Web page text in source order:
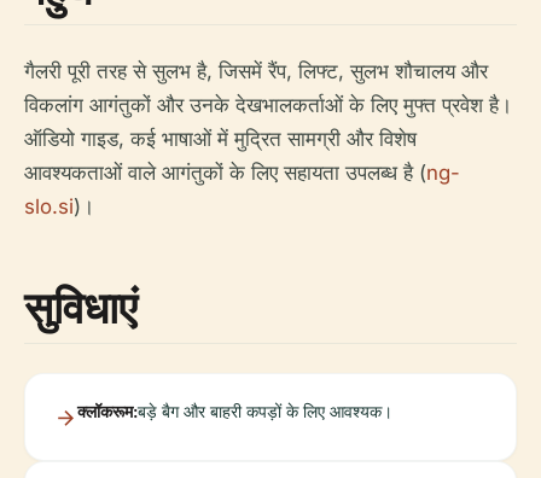
गैलरी पूरी तरह से सुलभ है, जिसमें रैंप, लिफ्ट, सुलभ शौचालय और
विकलांग आगंतुकों और उनके देखभालकर्ताओं के लिए मुफ्त प्रवेश है।
ऑडियो गाइड, कई भाषाओं में मुद्रित सामग्री और विशेष
आवश्यकताओं वाले आगंतुकों के लिए सहायता उपलब्ध है (ng-
slo.si)।
सुविधाएं
क्लॉकरूम:बड़े बैग और बाहरी कपड़ों के लिए आवश्यक।